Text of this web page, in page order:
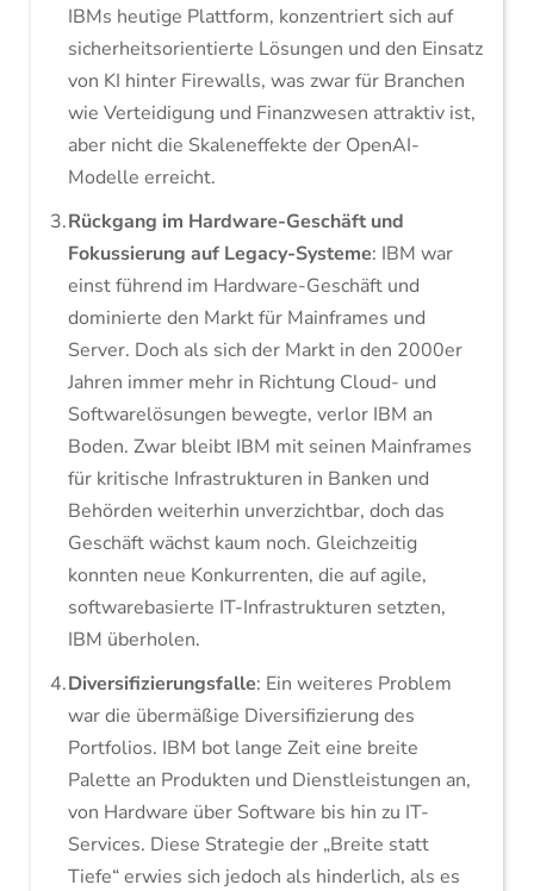
IBMs heutige Plattform, konzentriert sich auf
sicherheitsorientierte Lösungen und den Einsatz
von KI hinter Firewalls, was zwar für Branchen
wie Verteidigung und Finanzwesen attraktiv ist,
aber nicht die Skaleneffekte der OpenAI-
Modelle erreicht.
Rückgang im Hardware-Geschäft und
Fokussierung auf Legacy-Systeme: IBM war
einst führend im Hardware-Geschäft und
dominierte den Markt für Mainframes und
Server. Doch als sich der Markt in den 2000er
Jahren immer mehr in Richtung Cloud- und
Softwarelösungen bewegte, verlor IBM an
Boden. Zwar bleibt IBM mit seinen Mainframes
für kritische Infrastrukturen in Banken und
Behörden weiterhin unverzichtbar, doch das
Geschäft wächst kaum noch. Gleichzeitig
konnten neue Konkurrenten, die auf agile,
softwarebasierte IT-Infrastrukturen setzten,
IBM überholen.
Diversifizierungsfalle: Ein weiteres Problem
war die übermäßige Diversifizierung des
Portfolios. IBM bot lange Zeit eine breite
Palette an Produkten und Dienstleistungen an,
von Hardware über Software bis hin zu IT-
Services. Diese Strategie der „Breite statt
Tiefe“ erwies sich jedoch als hinderlich, als es